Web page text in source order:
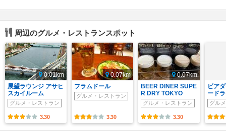
周辺のグルメ・レストランスポット
0.01km
展望ラウンジ アサヒ
スカイルーム
グルメ・レストラン
3.30
0.07km
フラムドール
グルメ・レストラン
3.30
0.07km
BEER DINER SUPE
R DRY TOKYO
グルメ・レストラン
3.30
ビア
ード
グル